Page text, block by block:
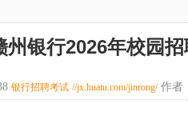
州银行2026年校园
银行招聘考试 //jx.huatu.com/jinrong/作者